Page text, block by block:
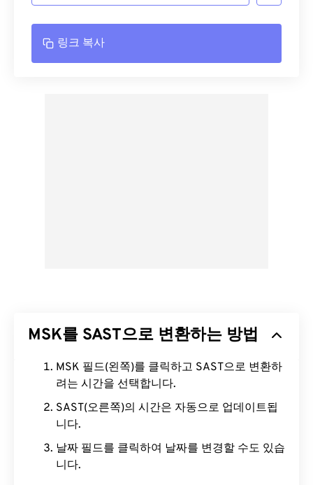
링크 복사
MSK를 SAST으로 변환하는 방법
MSK 필드(왼쪽)를 클릭하고 SAST으로 변환하
려는 시간을 선택합니다.
SAST(오른쪽)의 시간은 자동으로 업데이트됩
니다.
날짜 필드를 클릭하여 날짜를 변경할 수도 있습
니다.